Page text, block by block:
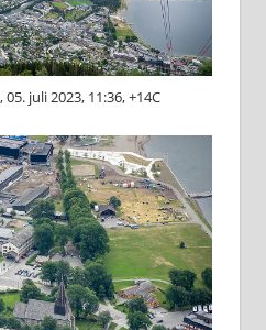
juli 2023, 11:36, +14C